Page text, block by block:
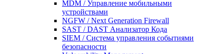
MDM / Управление мобильными
устройствами
NGFW / Next Generation Firewall
SAST / DAST Анализатор Кода
SIEM / Система управления событиями
безопасности